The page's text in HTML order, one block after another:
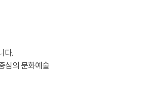
다.
심의 문화예술